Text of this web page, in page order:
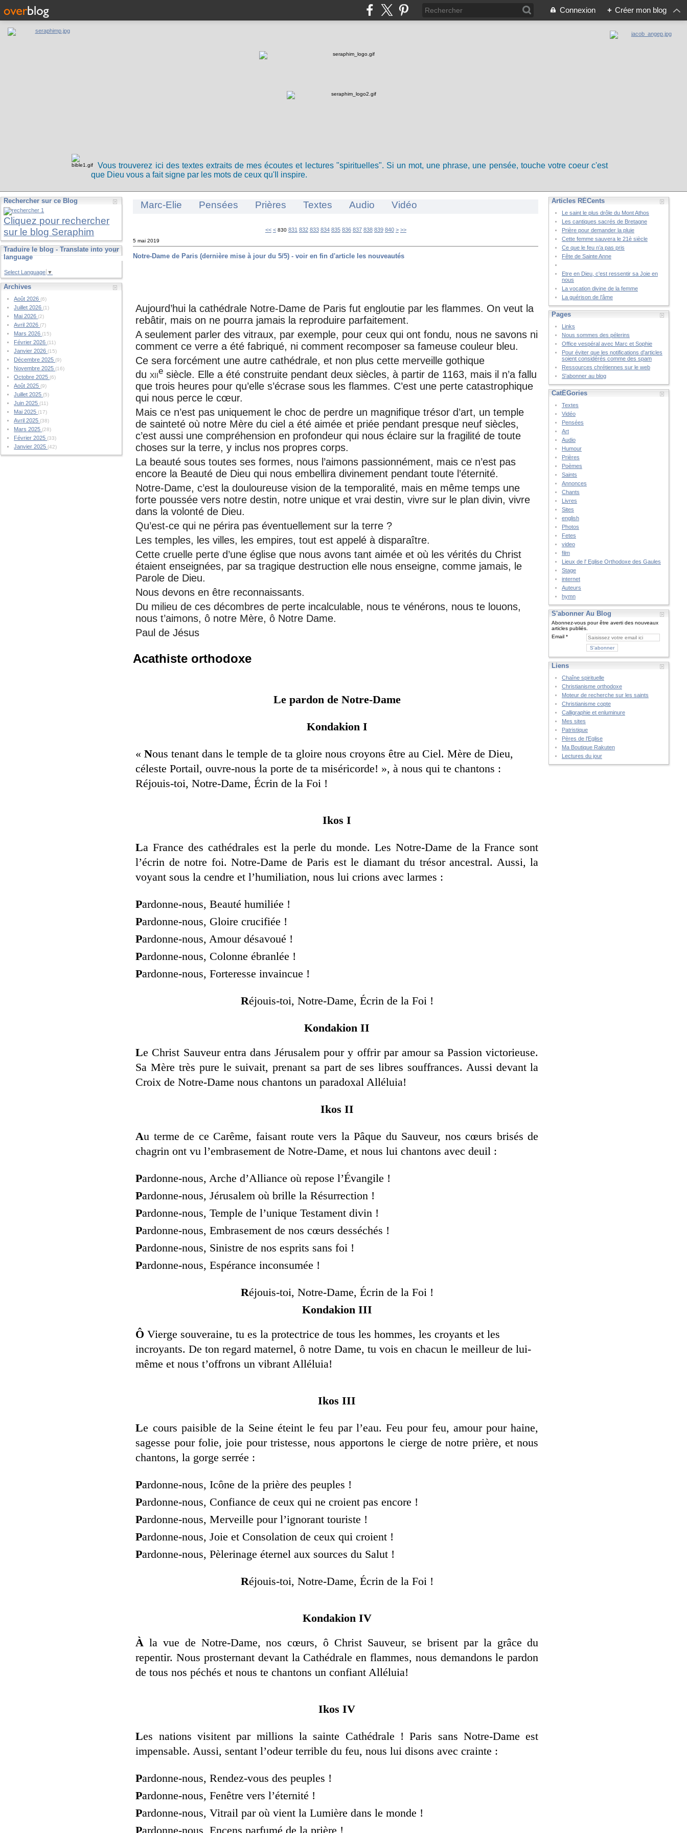
Connexion + Créer mon blog
Vous trouverez ici des textes extraits de mes écoutes et lectures "spirituelles". Si un mot, une phrase, une pensée, touche votre coeur c'est
que Dieu vous a fait signe par les mots de ceux qu'Il inspire.
Rechercher sur ce Blog
Cliquez pour rechercher
sur le blog Seraphim
Traduire le blog - Translate into your
language
Select Language ▼
Archives
Août 2026(6)
Juillet 2026(1)
Mai 2026(2)
Avril 2026(7)
Mars 2026(15)
Février 2026(11)
Janvier 2026(15)
Décembre 2025(9)
Novembre 2025(16)
Octobre 2025(6)
Août 2025(9)
Juillet 2025(5)
Juin 2025(11)
Mai 2025(17)
Avril 2025(38)
Mars 2025(28)
Février 2025(33)
Janvier 2025(42)
Marc-Elie Pensées Prières Textes Audio Vidéo
<< < 800
810
820
830 831 832 833 834 835 836 837 838 839 840 850
860
870
880
890
900
1000
1100
1200
1300
1400
1500
1600
1700
1800
1900
2000
2100
2200
2300
> >>
5 mai 2019
Notre-Dame de Paris (dernière mise à jour du 5/5) - voir en fin d'article les nouveautés
Aujourd’hui la cathédrale Notre-Dame de Paris fut engloutie par les flammes. On veut la
rebâtir, mais on ne pourra jamais la reproduire parfaitement.
A seulement parler des vitraux, par exemple, pour ceux qui ont fondu, nous ne savons ni
comment ce verre a été fabriqué, ni comment recomposer sa fameuse couleur bleu.
Ce sera forcément une autre cathédrale, et non plus cette merveille gothique
duxiie siècle. Elle a été construite pendant deux siècles, à partir de 1163, mais il n’a fallu
que trois heures pour qu’elle s’écrase sous les flammes. C’est une perte catastrophique
qui nous perce le cœur.
Mais ce n’est pas uniquement le choc de perdre un magnifique trésor d’art, un temple
de sainteté où notre Mère du ciel a été aimée et priée pendant presque neuf siècles,
c’est aussi une compréhension en profondeur qui nous éclaire sur la fragilité de toute
choses sur la terre, y inclus nos propres corps.
La beauté sous toutes ses formes, nous l’aimons passionnément, mais ce n’est pas
encore la Beauté de Dieu qui nous embellira divinement pendant toute l’éternité.
Notre-Dame, c’est la douloureuse vision de la temporalité, mais en même temps une
forte poussée vers notre destin, notre unique et vrai destin, vivre sur le plan divin, vivre
dans la volonté de Dieu.
Qu’est-ce qui ne périra pas éventuellement sur la terre ?
Les temples, les villes, les empires, tout est appelé à disparaître.
Cette cruelle perte d’une église que nous avons tant aimée et où les vérités du Christ
étaient enseignées, par sa tragique destruction elle nous enseigne, comme jamais, le
Parole de Dieu.
Nous devons en être reconnaissants.
Du milieu de ces décombres de perte incalculable, nous te vénérons, nous te louons,
nous t’aimons, ô notre Mère, ô Notre Dame.
Paul de Jésus
Acathiste orthodoxe
Le pardon de Notre-Dame
Kondakion I
«Nous tenant dans le temple de ta gloire nous croyons être au Ciel. Mère de Dieu,
céleste Portail, ouvre-nous la porte de ta miséricorde! », à nous qui te chantons :
Réjouis-toi, Notre-Dame, Écrin de la Foi !
Ikos I
La France des cathédrales est la perle du monde. Les Notre-Dame de la France sont
l’écrin de notre foi. Notre-Dame de Paris est le diamant du trésor ancestral. Aussi, la
voyant sous la cendre et l’humiliation, nous lui crions avec larmes :
Pardonne-nous, Beauté humiliée !
Pardonne-nous, Gloire crucifiée !
Pardonne-nous, Amour désavoué !
Pardonne-nous, Colonne ébranlée !
Pardonne-nous, Forteresse invaincue !
Réjouis-toi, Notre-Dame, Écrin de la Foi !
Kondakion II
Le Christ Sauveur entra dans Jérusalem pour y offrir par amour sa Passion victorieuse.
Sa Mère très pure le suivait, prenant sa part de ses libres souffrances. Aussi devant la
Croix de Notre-Dame nous chantons un paradoxal Alléluia!
Ikos II
Au terme de ce Carême, faisant route vers la Pâque du Sauveur, nos cœurs brisés de
chagrin ont vu l’embrasement de Notre-Dame, et nous lui chantons avec deuil :
Pardonne-nous, Arche d’Alliance où repose l’Évangile !
Pardonne-nous, Jérusalem où brille la Résurrection !
Pardonne-nous, Temple de l’unique Testament divin !
Pardonne-nous, Embrasement de nos cœurs desséchés !
Pardonne-nous, Sinistre de nos esprits sans foi !
Pardonne-nous, Espérance inconsumée !
Réjouis-toi, Notre-Dame, Écrin de la Foi !
Kondakion III
Ô Vierge souveraine, tu es la protectrice de tous les hommes, les croyants et les
incroyants. De ton regard maternel, ô notre Dame, tu vois en chacun le meilleur de lui-
même et nous t’offrons un vibrant Alléluia!
Ikos III
Le cours paisible de la Seine éteint le feu par l’eau. Feu pour feu, amour pour haine,
sagesse pour folie, joie pour tristesse, nous apportons le cierge de notre prière, et nous
chantons, la gorge serrée :
Pardonne-nous, Icône de la prière des peuples !
Pardonne-nous, Confiance de ceux qui ne croient pas encore !
Pardonne-nous, Merveille pour l’ignorant touriste !
Pardonne-nous, Joie et Consolation de ceux qui croient !
Pardonne-nous, Pèlerinage éternel aux sources du Salut !
Réjouis-toi, Notre-Dame, Écrin de la Foi !
Kondakion IV
À la vue de Notre-Dame, nos cœurs, ô Christ Sauveur, se brisent par la grâce du
repentir. Nous prosternant devant la Cathédrale en flammes, nous demandons le pardon
de tous nos péchés et nous te chantons un confiant Alléluia!
Ikos IV
Les nations visitent par millions la sainte Cathédrale ! Paris sans Notre-Dame est
impensable. Aussi, sentant l’odeur terrible du feu, nous lui disons avec crainte :
Pardonne-nous, Rendez-vous des peuples !
Pardonne-nous, Fenêtre vers l’éternité !
Pardonne-nous, Vitrail par où vient la Lumière dans le monde !
Pardonne-nous, Encens parfumé de la prière !
Articles RÉCents
Le saint le plus drôle du Mont Athos
Les cantiques sacrés de Bretagne
Prière pour demander la pluie
Cette femme sauvera le 21è siècle
Ce que le feu n’a pas pris
Fête de Sainte Anne
Etre en Dieu, c'est ressentir sa Joie en
nous
La vocation divine de la femme
La guérison de l’âme
Pages
Links
Nous sommes des pélerins
Office vespéral avec Marc et Sophie
Pour éviter que les notifications d'articles
soient considérés comme des spam
Ressources chrétiennes sur le web
S'abonner au blog
CatÉGories
Textes
Vidéo
Pensées
Art
Audio
Humour
Prières
Poèmes
Saints
Annonces
Chants
Livres
Sites
english
Photos
Fetes
video
film
Lieux de l' Eglise Orthodoxe des Gaules
Stage
internet
Auteurs
hymn
S'abonner Au Blog
Abonnez-vous pour être averti des nouveaux
articles publiés.
Email
Liens
Chaîne spirituelle
Christianisme orthodoxe
Moteur de recherche sur les saints
Christianisme copte
Calligraphie et enluminure
Mes sites
Patristique
Pères de l'Eglise
Ma Boutique Rakuten
Lectures du jour